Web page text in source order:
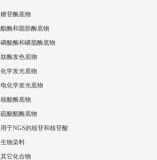
糖苷酶底物
酯酶和脂肪酶底物
磷酸酶和磷脂酶底物
肽酶发色底物
化学发光底物
电化学发光底物
核酸酶底物
硫酸酯酶底物
用于NGS的核苷和核苷酸
生物染料
其它化合物